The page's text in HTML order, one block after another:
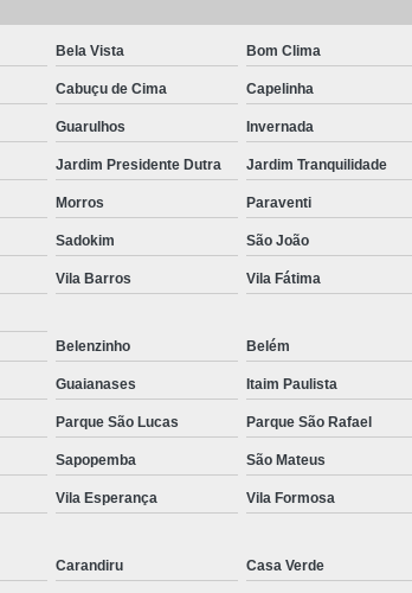
Exame de Imagem de
Exame de Imagem de
Exame de Imagem de
Exame de Imagem de
Exame de Imagem de
Exame de Imagem de
Exame de Imagem
Exame de Imagem Tomografia do Crânio
Ressonância Magnética Abdominal e
Ressonância Magnética Cerebral
Ressonância Magnética de Abdome Superior
Ressonância Magnética do Coração
Ressonância Magnética
Bela Vista Bom Clima
Cabuçu de Cima Capelinha
Guarulhos Invernada
Jardim Presidente Dutra Jardim Tranquilidade
Morros Paraventi
Sadokim São João
Vila Barros Vila Fátima
Belenzinho Belém
Guaianases Itaim Paulista
Parque São Lucas Parque São Rafael
Sapopemba São Mateus
Vila Esperança Vila Formosa
Carandiru Casa Verde